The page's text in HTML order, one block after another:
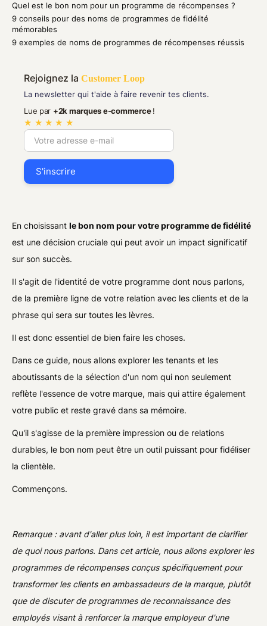
Quel est le bon nom pour un programme de récompenses ?
9 conseils pour des noms de programmes de fidélité
mémorables
9 exemples de noms de programmes de récompenses réussis
Rejoignez laCustomer Loop
La newsletter qui t'aide à faire revenir tes clients.
Lue par +2k marques e-commerce !
★ ★ ★ ★ ★
En choisissantle bon nom pour votre programme de fidélité
est une décision cruciale qui peut avoir un impact significatif
sur son succès.
Il s'agit de l'identité de votre programme dont nous parlons,
de la première ligne de votre relation avec les clients et de la
phrase qui sera sur toutes les lèvres.
Il est donc essentiel de bien faire les choses.
Dans ce guide, nous allons explorer les tenants et les
aboutissants de la sélection d'un nom qui non seulement
reflète l'essence de votre marque, mais qui attire également
votre public et reste gravé dans sa mémoire.
Qu'il s'agisse de la première impression ou de relations
durables, le bon nom peut être un outil puissant pour fidéliser
la clientèle.
Commençons.
Remarque : avant d'aller plus loin, il est important de clarifier
de quoi nous parlons. Dans cet article, nous allons explorer les
programmes de récompenses conçus spécifiquement pour
transformer les clients en ambassadeurs de la marque, plutôt
que de discuter de programmes de reconnaissance des
employés visant à renforcer la marque employeur d'une